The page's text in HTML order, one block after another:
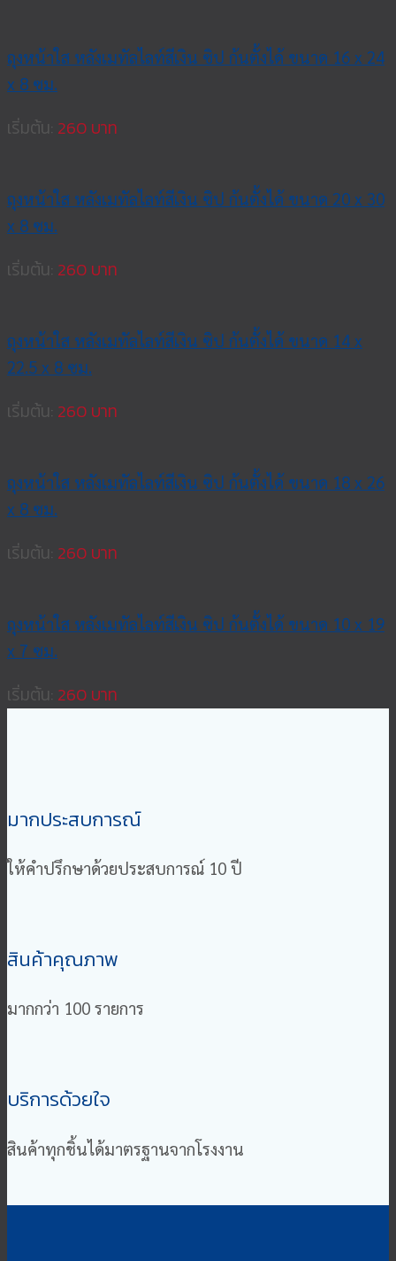
ถุงหน้าใส หลังเมทัลไลท์สีเงิน ซิป ก้นตั้งได้ ขนาด 16 x 24
x 8 ซม.
เริ่มต้น: 260
ถุงหน้าใส หลังเมทัลไลท์สีเงิน ซิป ก้นตั้งได้ ขนาด 20 x 30
x 8 ซม.
เริ่มต้น: 260
ถุงหน้าใส หลังเมทัลไลท์สีเงิน ซิป ก้นตั้งได้ ขนาด 14 x
22.5 x 8 ซม.
เริ่มต้น: 260
ถุงหน้าใส หลังเมทัลไลท์สีเงิน ซิป ก้นตั้งได้ ขนาด 18 x 26
x 8 ซม.
เริ่มต้น: 260
ถุงหน้าใส หลังเมทัลไลท์สีเงิน ซิป ก้นตั้งได้ ขนาด 10 x 19
x 7 ซม.
เริ่มต้น: 260
มากประสบการณ์
ให้คำปรึกษาด้วยประสบการณ์ 10 ปี
สินค้าคุณภาพ
มากกว่า 100 รายการ
บริการด้วยใจ
สินค้าทุกชิ้นได้มาตรฐานจากโรงงาน